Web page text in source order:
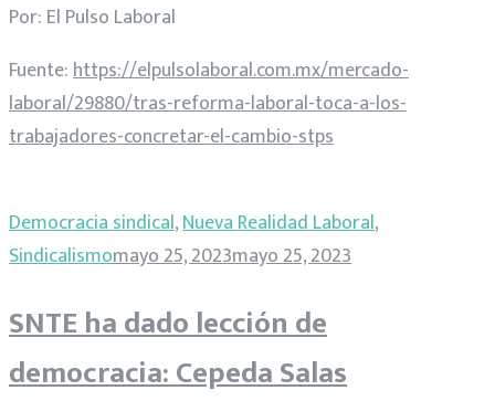
Por: El Pulso Laboral
Fuente:https://elpulsolaboral.com.mx/mercado-
laboral/29880/tras-reforma-laboral-toca-a-los-
trabajadores-concretar-el-cambio-stps
Democracia sindical,Nueva Realidad Laboral,
Sindicalismomayo 25, 2023mayo 25, 2023
SNTE ha dado lección de
democracia: Cepeda Salas